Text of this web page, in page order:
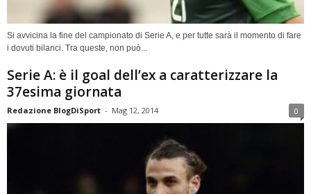
Si avvicina la fine del campionato di Serie A, e per tutte sarà il momento di fare
i dovuti bilanci. Tra queste, non può...
Serie A: è il goal dell’ex a caratterizzare la
37esima giornata
Redazione BlogDiSport - Mag 12, 2014 0